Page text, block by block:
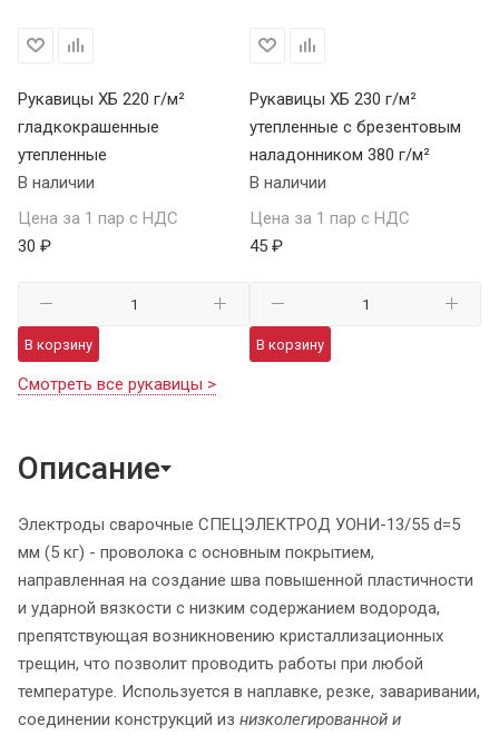
Рукавицы ХБ 220 г/м²
гладкокрашенные
утепленные
В наличии
Цена за 1 пар с НДС
30 ₽
В корзину
Рукавицы ХБ 230 г/м²
утепленные с брезентовым
наладонником 380 г/м²
В наличии
Цена за 1 пар с НДС
45 ₽
В корзину
Смотреть все рукавицы >
Описание
Электроды сварочные СПЕЦЭЛЕКТРОД УОНИ-13/55 d=5
мм (5 кг) - проволока c основным покрытием,
направленная на создание шва повышенной пластичности
и ударной вязкости с низким содержанием водорода,
препятствующая возникновению кристаллизационных
трещин, что позволит проводить работы при любой
температуре. Используется в наплавке, резке, заваривании,
соединении конструкций из низколегированной и